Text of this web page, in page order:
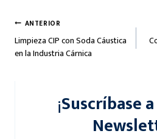
Navegación
de
ANTERIOR
Limpieza CIP con Soda Cáustica
en la Industria Cárnica
¡Suscríbase